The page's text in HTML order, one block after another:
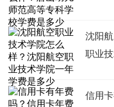
沈阳
职业
信用